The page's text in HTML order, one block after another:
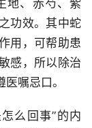
、赤芍、紫
功效。其中蛇
用，可帮助患
感，所以除治
嘱忌口。
么回事”的内